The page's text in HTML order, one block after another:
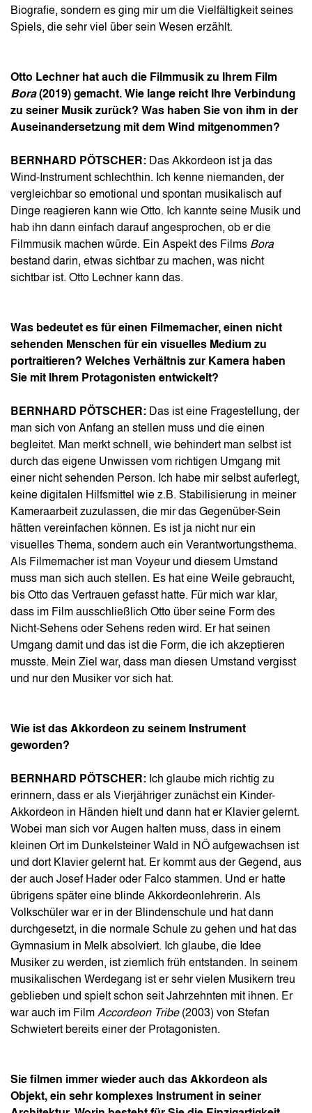
Biografie, sondern es ging mir um die Vielfältigkeit seines
Spiels, die sehr viel über sein Wesen erzählt.
Otto Lechner hat auch die Filmmusik zu Ihrem Film
Bora(2019) gemacht. Wie lange reicht Ihre Verbindung
zu seiner Musik zurück? Was haben Sie von ihm in der
Auseinandersetzung mit dem Wind mitgenommen?
BERNHARD PÖTSCHER: Das Akkordeon ist ja das
Wind-Instrument schlechthin. Ich kenne niemanden, der
vergleichbar so emotional und spontan musikalisch auf
Dinge reagieren kann wie Otto. Ich kannte seine Musik und
hab ihn dann einfach darauf angesprochen, ob er die
Filmmusik machen würde. Ein Aspekt des Films Bora
bestand darin, etwas sichtbar zu machen, was nicht
sichtbar ist. Otto Lechner kann das.
Was bedeutet es für einen Filmemacher, einen nicht
sehenden Menschen für ein visuelles Medium zu
portraitieren? Welches Verhältnis zur Kamera haben
Sie mit Ihrem Protagonisten entwickelt?
BERNHARD PÖTSCHER: Das ist eine Fragestellung, der
man sich von Anfang an stellen muss und die einen
begleitet. Man merkt schnell, wie behindert man selbst ist
durch das eigene Unwissen vom richtigen Umgang mit
einer nicht sehenden Person. Ich habe mir selbst auferlegt,
keine digitalen Hilfsmittel wie z.B. Stabilisierung in meiner
Kameraarbeit zuzulassen, die mir das Gegenüber-Sein
hätten vereinfachen können. Es ist ja nicht nur ein
visuelles Thema, sondern auch ein Verantwortungsthema.
Als Filmemacher ist man Voyeur und diesem Umstand
muss man sich auch stellen. Es hat eine Weile gebraucht,
bis Otto das Vertrauen gefasst hatte. Für mich war klar,
dass im Film ausschließlich Otto über seine Form des
Nicht-Sehens oder Sehens reden wird. Er hat seinen
Umgang damit und das ist die Form, die ich akzeptieren
musste. Mein Ziel war, dass man diesen Umstand vergisst
und nur den Musiker vor sich hat.
Wie ist das Akkordeon zu seinem Instrument
geworden?
BERNHARD PÖTSCHER: Ich glaube mich richtig zu
erinnern, dass er als Vierjähriger zunächst ein Kinder-
Akkordeon in Händen hielt und dann hat er Klavier gelernt.
Wobei man sich vor Augen halten muss, dass in einem
kleinen Ort im Dunkelsteiner Wald in NÖ aufgewachsen ist
und dort Klavier gelernt hat. Er kommt aus der Gegend, aus
der auch Josef Hader oder Falco stammen. Und er hatte
übrigens später eine blinde Akkordeonlehrerin. Als
Volkschüler war er in der Blindenschule und hat dann
durchgesetzt, in die normale Schule zu gehen und hat das
Gymnasium in Melk absolviert. Ich glaube, die Idee
Musiker zu werden, ist ziemlich früh entstanden. In seinem
musikalischen Werdegang ist er sehr vielen Musikern treu
geblieben und spielt schon seit Jahrzehnten mit ihnen. Er
war auch im Film Accordeon Tribe(2003) von Stefan
Schwietert bereits einer der Protagonisten.
Sie filmen immer wieder auch das Akkordeon als
Objekt, ein sehr komplexes Instrument in seiner